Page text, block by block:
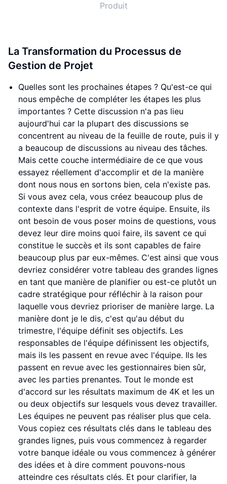
Produit
La Transformation du Processus de
Gestion de Projet
Quelles sont les prochaines étapes ? Qu'est-ce qui
nous empêche de compléter les étapes les plus
importantes ? Cette discussion n'a pas lieu
aujourd'hui car la plupart des discussions se
concentrent au niveau de la feuille de route, puis il y
a beaucoup de discussions au niveau des tâches.
Mais cette couche intermédiaire de ce que vous
essayez réellement d'accomplir et de la manière
dont nous nous en sortons bien, cela n'existe pas.
Si vous avez cela, vous créez beaucoup plus de
contexte dans l'esprit de votre équipe. Ensuite, ils
ont besoin de vous poser moins de questions, vous
devez leur dire moins quoi faire, ils savent ce qui
constitue le succès et ils sont capables de faire
beaucoup plus par eux-mêmes. C'est ainsi que vous
devriez considérer votre tableau des grandes lignes
en tant que manière de planifier ou est-ce plutôt un
cadre stratégique pour réfléchir à la raison pour
laquelle vous devriez prioriser de manière large. La
manière dont je le dis, c'est qu'au début du
trimestre, l'équipe définit ses objectifs. Les
responsables de l'équipe définissent les objectifs,
mais ils les passent en revue avec l'équipe. Ils les
passent en revue avec les gestionnaires bien sûr,
avec les parties prenantes. Tout le monde est
d'accord sur les résultats maximum de 4K et les un
ou deux objectifs sur lesquels vous devez travailler.
Les équipes ne peuvent pas réaliser plus que cela.
Vous copiez ces résultats clés dans le tableau des
grandes lignes, puis vous commencez à regarder
votre banque idéale ou vous commencez à générer
des idées et à dire comment pouvons-nous
atteindre ces résultats clés. Et pour clarifier, la